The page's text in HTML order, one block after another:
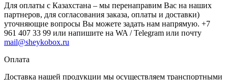
Для оплаты с Казахстана – мы перенаправим Вас на наших
партнеров, для согласования заказа, оплаты и доставки)
уточняющие вопросы Вы можете задать нам напрямую. +7
961 407 33 99 или напишите на WA / Telegram или почту
mail@sheykobox.ru
Оплата
Доставка нашей продукции мы осуществляем транспортными